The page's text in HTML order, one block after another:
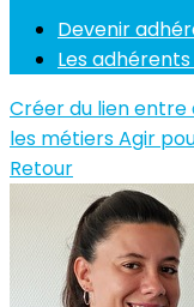
Devenir
Les
Créer du lien
les métiersAgir
Retour